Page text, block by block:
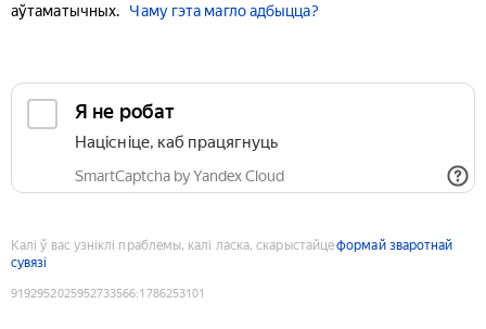
аўтаматычных.
Чаму гэта магло адбыцца?
Я не робат
Націсніце, каб працягнуць
SmartCaptcha by Yandex Cloud
Калі ў вас узніклі праблемы, калі ласка, скарыстайцеформай зваротнай
сувязі
9192952025952733566:1786253101